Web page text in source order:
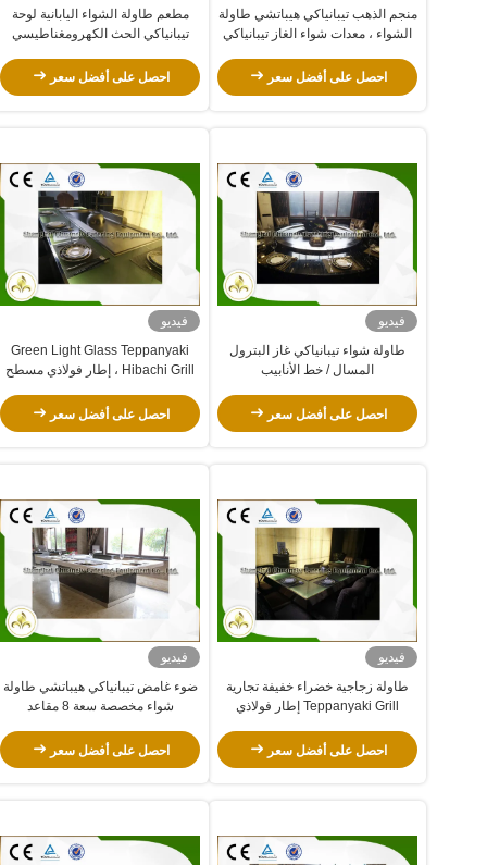
منجم الذهب تيبانياكي هيباتشي طاولة
الشواء ، معدات شواء الغاز تيبانياكي
احصل على أفضل سعر
مطعم طاولة الشواء اليابانية لوحة
تيبانياكي الحث الكهرومغناطيسي
احصل على أفضل سعر
فيديو
طاولة شواء تيبانياكي غاز البترول
المسال / خط الأنابيب
احصل على أفضل سعر
فيديو
Green Light Glass Teppanyaki
Hibachi Grill ، إطار فولاذي مسطح
احصل على أفضل سعر
فيديو
طاولة زجاجية خضراء خفيفة تجارية
Teppanyaki Grill إطار فولاذي
احصل على أفضل سعر
فيديو
ضوء غامض تيبانياكي هيباتشي طاولة
شواء مخصصة سعة 8 مقاعد
احصل على أفضل سعر